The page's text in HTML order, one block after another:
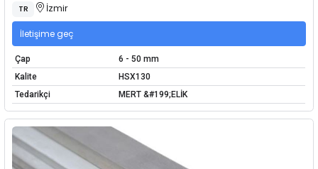
TR İzmir
İletişime geç
Çap
6 - 50 mm
Kalite
HSX130
Tedarikçi
MERT &#199;ELİK